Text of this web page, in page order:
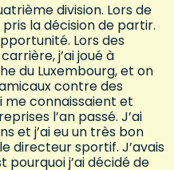
division. Lors de
pris la décision de partir.
Lors des
j’ai joué à
du Luxembourg, et on
contre des
me connaissaient et
l’an passé. J’ai
et j’ai eu un très bon
directeur sportif. J’avais
pourquoi j’ai décidé de